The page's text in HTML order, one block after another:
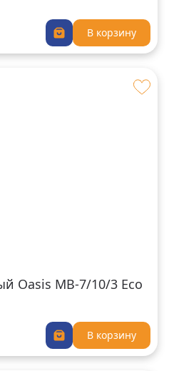
В корзину
Oasis MB-7/10/3 Eco
В корзину